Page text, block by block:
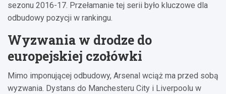
sezonu 2016-17. Przełamanie tej serii było kluczowe dla
odbudowy pozycji w rankingu.
Wyzwania w drodze do
europejskiej czołówki
Mimo imponującej odbudowy, Arsenal wciąż ma przed sobą
wyzwania. Dystans do Manchesteru City i Liverpoolu w